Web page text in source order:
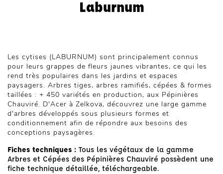
Laburnum
Les cytises (LABURNUM) sont principalement connus
pour leurs grappes de fleurs jaunes vibrantes, ce qui les
rend très populaires dans les jardins et espaces
paysagers. Arbres tiges, arbres ramifiés, cépées & formes
taillées : + 450 variétés en production, aux Pépinières
Chauviré. D'Acer à Zelkova, découvrez une large gamme
d'arbres développés sous plusieurs formes et
conditionnement afin de répondre aux besoins des
conceptions paysagères.
Fiches techniques : Tous les végétaux de la gamme
Arbres et Cépées des Pépinières Chauviré possèdent une
fiche technique détaillée, téléchargeable.